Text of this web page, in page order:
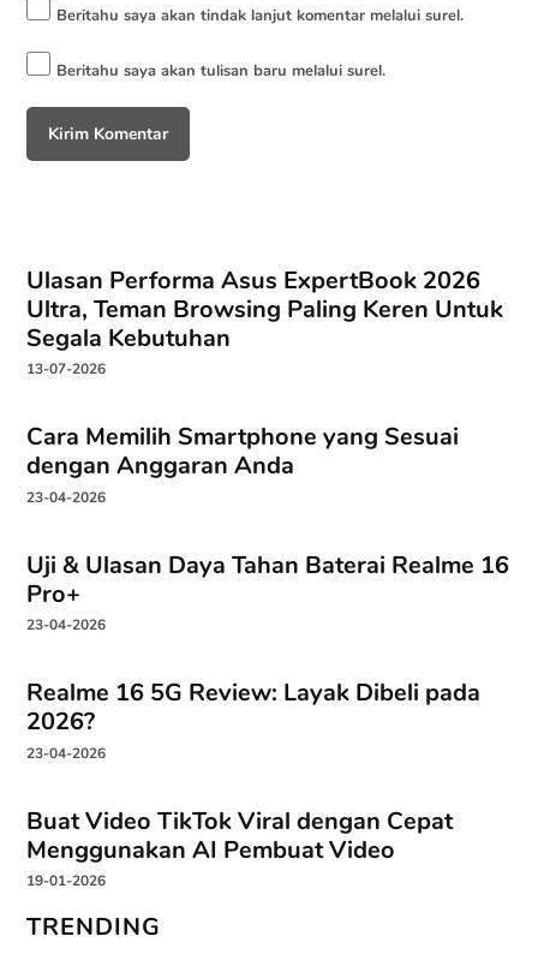
Beritahu saya akan tindak lanjut komentar melalui surel.
Beritahu saya akan tulisan baru melalui surel.
Ulasan Performa Asus ExpertBook 2026
Ultra, Teman Browsing Paling Keren Untuk
Segala Kebutuhan
13-07-2026
Cara Memilih Smartphone yang Sesuai
dengan Anggaran Anda
23-04-2026
Uji & Ulasan Daya Tahan Baterai Realme 16
Pro+
23-04-2026
Realme 16 5G Review: Layak Dibeli pada
2026?
23-04-2026
Buat Video TikTok Viral dengan Cepat
Menggunakan AI Pembuat Video
19-01-2026
TRENDING